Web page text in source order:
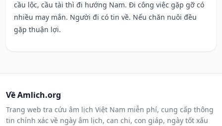
cầu lộc, cầu tài thì đi hướng Nam. Đi công việc gặp gỡ có
nhiều may mắn. Người đi có tin về. Nếu chăn nuôi đều
gặp thuận lợi.
Về Amlich.org
Trang web tra cứu âm lịch Việt Nam miễn phí, cung cấp thông
tin chính xác về ngày âm lịch, can chi, con giáp, ngày tốt xấu